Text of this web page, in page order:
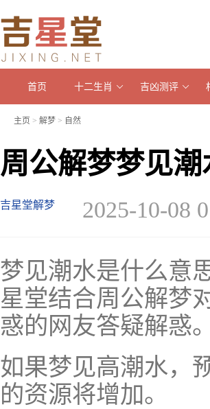
首页 十二生肖 吉凶测评
主页 > 解梦 > 自然
周公解梦梦见
吉星堂解梦 2025-10-08
梦见潮水是什么意
星堂结合周公解梦
惑的网友答疑解惑。
如果梦见高潮水，
的资源将增加。